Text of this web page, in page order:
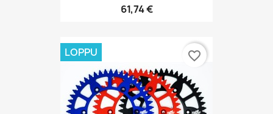
61,74 €
LOPPU favorite_border